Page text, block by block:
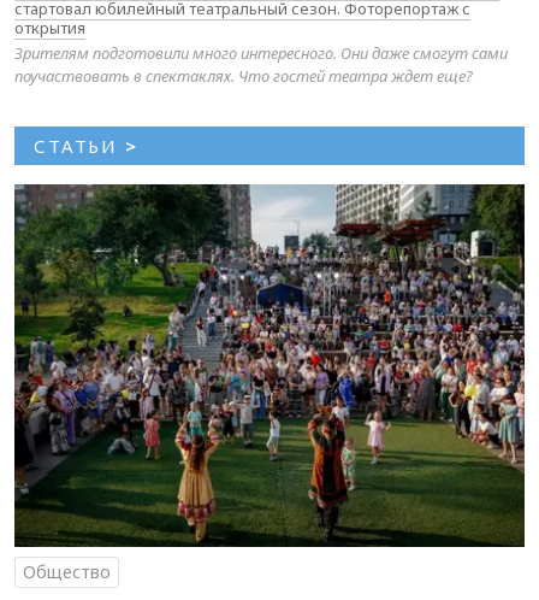
стартовал юбилейный театральный сезон. Фоторепортаж с
открытия
Зрителям подготовили много интересного. Они даже смогут сами
поучаствовать в спектаклях. Что гостей театра ждет еще?
СТАТЬИ >
Общество